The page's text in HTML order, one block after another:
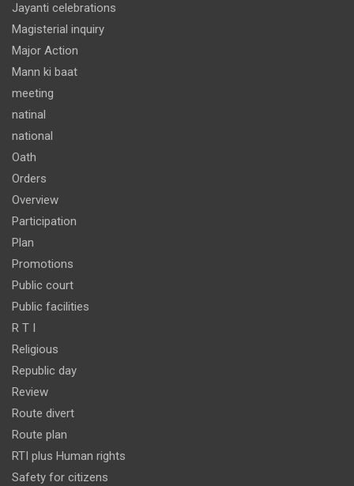
Jayanti celebrations
Magisterial inquiry
Major Action
Mann ki baat
meeting
natinal
national
Oath
Orders
Overview
Participation
Plan
Promotions
Public court
Public facilities
R T I
Religious
Republic day
Review
Route divert
Route plan
RTI plus Human rights
Safety for citizens